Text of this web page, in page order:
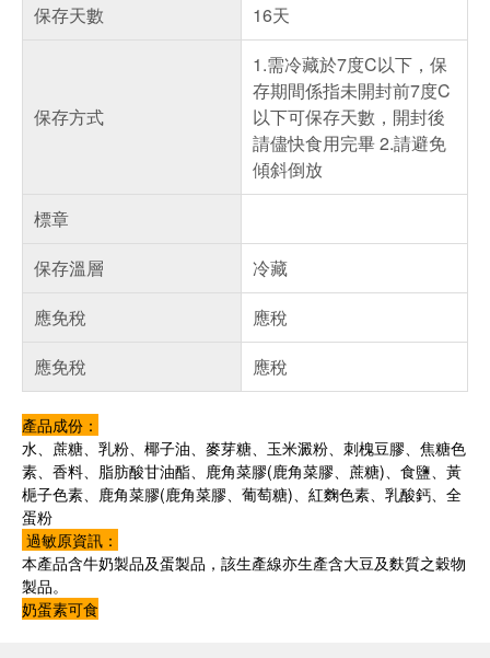
保存天數
16天
保存方式
1.需冷藏於7度C以下，保
存期間係指未開封前7度C
以下可保存天數，開封後
請儘快食用完畢 2.請避免
傾斜倒放
標章
保存溫層
冷藏
應免稅
應稅
應免稅
應稅
產品成份：
水、蔗糖、乳粉、椰子油、麥芽糖、玉米澱粉、刺槐豆膠、焦糖色
素、香料、脂肪酸甘油酯、鹿角菜膠(鹿角菜膠、蔗糖)、食鹽、黃
梔子色素、鹿角菜膠(鹿角菜膠、葡萄糖)、紅麴色素、乳酸鈣、全
蛋粉
過敏原資訊：
本產品含牛奶製品及蛋製品，該生產線亦生產含大豆及麩質之穀物
製品。
奶蛋素可食